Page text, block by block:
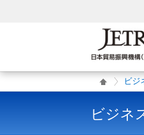
ビジ
ビジネ